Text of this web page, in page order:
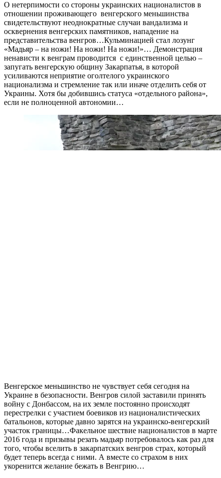
О нетерпимости со стороны украинских националистов в
отношении проживающего венгерского меньшинства
свидетельствуют неоднократные случаи вандализма и
осквернения венгерских памятников, нападение на
представительства венгров…Кульминацией стал лозунг
«Мадьяр – на ножи! На ножи! На ножи!»… Демонстрация
ненависти к венграм проводится с единственной целью –
запугать венгерскую общину Закарпатья, в которой
усиливаются неприятие оголтелого украинского
национализма и стремление так или иначе отделить себя от
Украины. Хотя бы добившись статуса «отдельного района»,
если не полноценной автономии…
Венгерское меньшинство не чувствует себя сегодня на
Украине в безопасности. Венгров силой заставили принять
войну с Донбассом, на их земле постоянно происходят
перестрелки с участием боевиков из националистических
батальонов, которые давно зарятся на украинско-венгерский
участок границы…Факельное шествие националистов в марте
2016 года и призывы резать мадьяр потребовалось как раз для
того, чтобы вселить в закарпатских венгров страх, который
будет теперь всегда с ними. А вместе со страхом в них
укоренится желание бежать в Венгрию…